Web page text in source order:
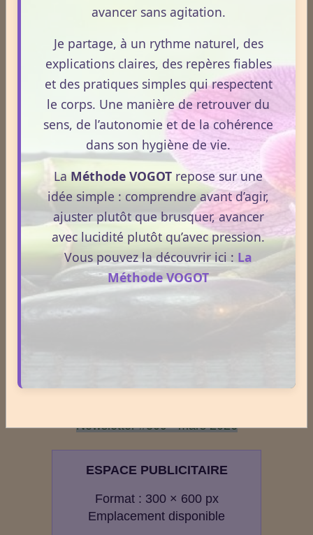
La nuit n’est pas ce que vous croyez : comprendre ce qui
Le 08/04/2026
La nuit n’est pas seulement un moment de repos.
C’est une phase où le terrain se réorganise, se
décante et prépare la vitalité du lendemain.
Pourtant, peu de personnes savent réellement ce qui
se joue dans cette période silencieuse.
Lire la suite
1 2 3 4 5
Dernières newsletters
Newsletter #313 - juillet 2026
Newsletter #309 - mars 2026
ESPACE PUBLICITAIRE
Format : 300 × 600 px
Emplacement disponible
avancer sans agitation.
Je partage, à un rythme naturel, des
explications claires, des repères fiables
et des pratiques simples qui respectent
le corps. Une manière de retrouver du
sens, de l’autonomie et de la cohérence
dans son hygiène de vie.
La Méthode VOGOT repose sur une
idée simple : comprendre avant d’agir,
ajuster plutôt que brusquer, avancer
avec lucidité plutôt qu’avec pression.
Vous pouvez la découvrir ici : La
Méthode VOGOT